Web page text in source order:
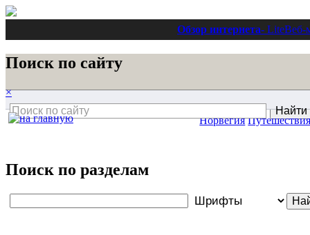
Обзор интернета- LiteВеб-
Поиск по сайту
×
Поиск по разделам
Норвегия